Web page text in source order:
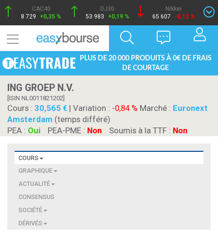
CAC40
8 729
+0,35 %
DJ30
53 983
+0,19 %
Nikkei
65 607
-0,12 %
PLUS DE 20 000 PRODUITS À 0€ DE FRAIS
DE COURTAGE
ING GROEP N.V.
[ISIN NL0011821202]
Cours : 30,565 | Variation : -0,84 % Marché : Euronext
Amsterdam (temps différé)
PEA : Oui PEA-PME : Non Soumis à la TTF : Non
COURS
GRAPHIQUE
ACTUALITÉ
CONSENSUS
SOCIÉTÉ
DÉRIVÉS